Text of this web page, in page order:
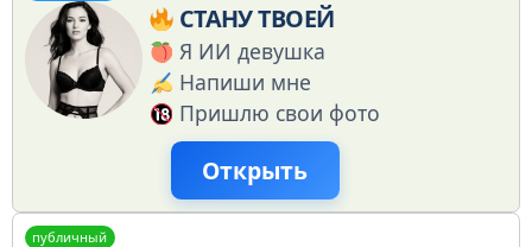
СТАНУ ТВОЕЙ
Я ИИ девушка
Напиши мне
Пришлю свои фото
Открыть
публичный